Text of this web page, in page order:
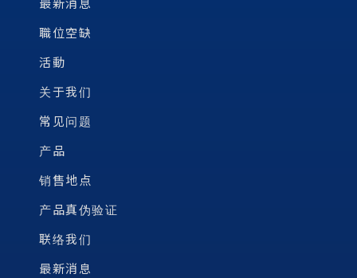
職位空缺
活動
关于我们
常见问题
产品
销售地点
产品真伪验证
联络我们
最新消息